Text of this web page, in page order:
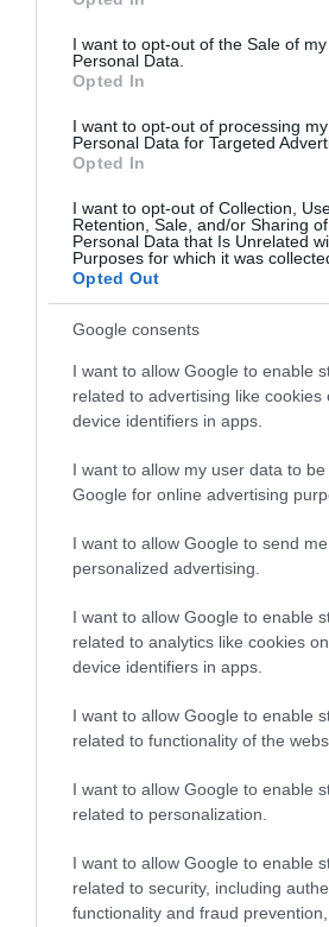
use your data for below specified
consent section.
I want to opt-out of the Sale of my
Personal Data.
Opted In
I want to opt-out of processing my
Personal Data for Targeted
Opted In
I want to opt-out of Collection,
Retention, Sale, and/or Sharing
Personal Data that Is Unrelated
Purposes for which it was
Opted Out
Google consents
I want to allow Google to enable
related to advertising like cookies
device identifiers in apps.
I want to allow my user data to
Google for online advertising
I want to allow Google to send me
personalized advertising.
I want to allow Google to enable
related to analytics like cookies
device identifiers in apps.
I want to allow Google to enable
related to functionality of the
I want to allow Google to enable
related to personalization.
I want to allow Google to enable
related to security, including
functionality and fraud
Óriási lehetőség! Magyar kkv-k
hadiiparban?
Jelentős átalakulás előtt áll a magyar
kis- és középvállalkozások (kkv) is
nemzetközi hadiipari cégekkel való
számos jogi…